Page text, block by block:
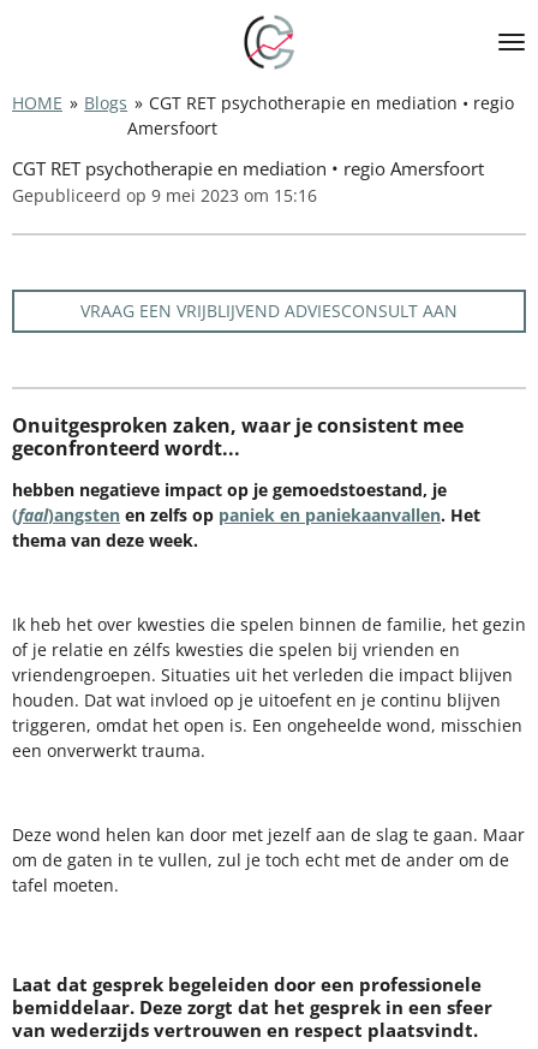
de
HOME » Blogs » CGT RET psychotherapie en mediation • regio
Amersfoort
CGT RET psychotherapie en mediation • regio Amersfoort
Gepubliceerd op 9 mei 2023 om 15:16
VRAAG EEN VRIJBLIJVEND ADVIESCONSULT AAN
Onuitgesproken zaken, waar je consistent mee
geconfronteerd wordt...
hebben negatieve impact op je gemoedstoestand, je
(faal)angsten en zelfs op paniek en paniekaanvallen. Het
thema van deze week.
Ik heb het over kwesties die spelen binnen de familie, het gezin
of je relatie en zélfs kwesties die spelen bij vrienden en
vriendengroepen. Situaties uit het verleden die impact blijven
houden. Dat wat invloed op je uitoefent en je continu blijven
triggeren, omdat het open is. Een ongeheelde wond, misschien
een onverwerkt trauma.
Deze wond helen kan door met jezelf aan de slag te gaan. Maar
om de gaten in te vullen, zul je toch echt met de ander om de
tafel moeten.
Laat dat gesprek begeleiden door een professionele
bemiddelaar. Deze zorgt dat het gesprek in een sfeer
van wederzijds vertrouwen en respect plaatsvindt.